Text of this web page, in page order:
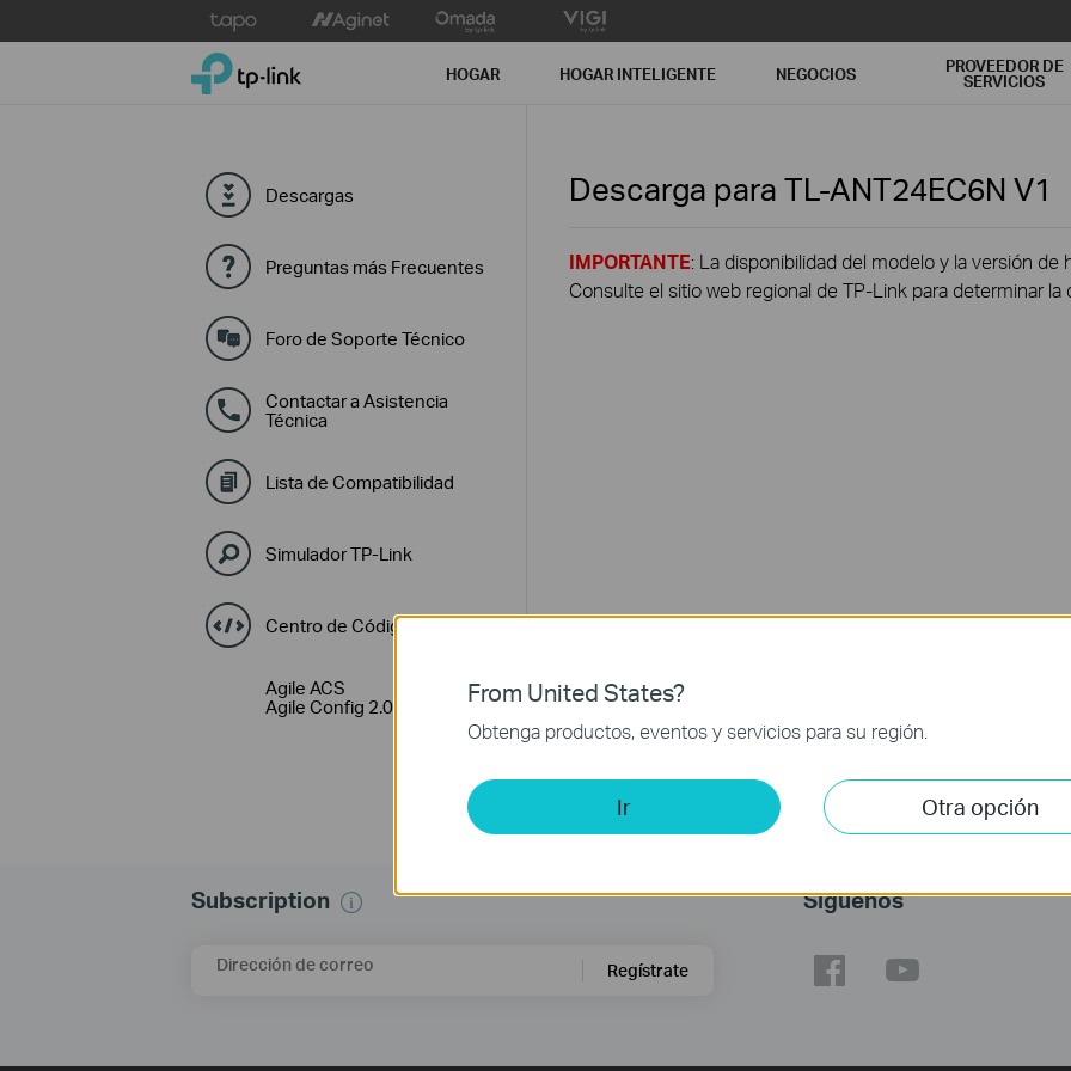
to
TP-Link, Reliably Smart HOGAR HOGAR INTELIGENTE NEGOCIOS PROVEEDOR DE
SERVICIOS
Descargas
Preguntas más Frecuentes
Foro de Soporte Técnico
Contactar a Asistencia
Técnica
Lista de Compatibilidad
Simulador TP-Link
Centro de Códigos GPL
Agile ACS
Agile Config 2.0
Descarga para TL-ANT24EC6N V1
IMPORTANTE: La disponibilidad del modelo y la versión de
Consulte el sitio web regional de TP-Link para determinar la
Subscription
Dirección de correo Regístrate
Síguenos
From United States?
Obtenga productos, eventos y servicios para su región.
Ir Otra opción